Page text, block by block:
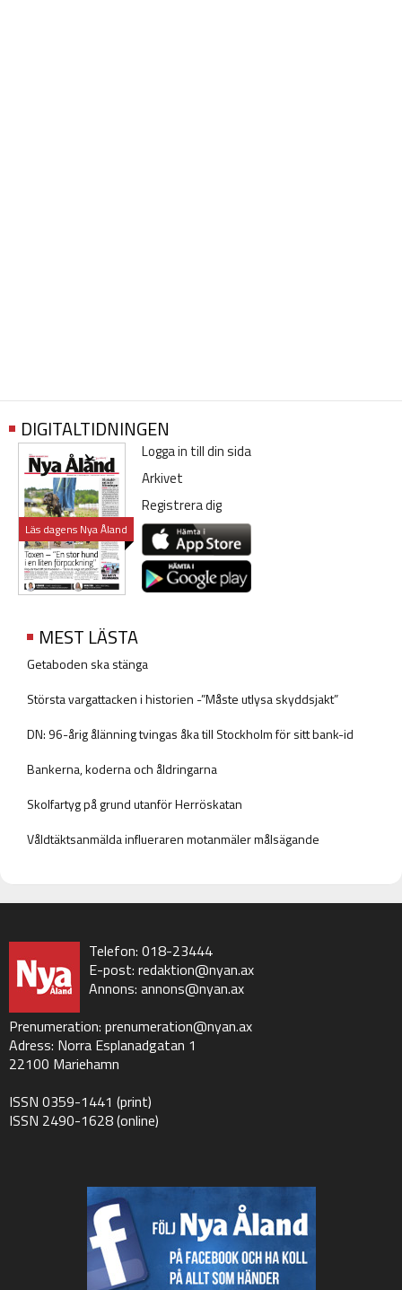
DIGITALTIDNINGEN
Läs dagens Nya Åland
Logga in till din sida
Arkivet
Registrera dig
MEST LÄSTA
Getaboden ska stänga
Största vargattacken i historien -”Måste utlysa skyddsjakt”
DN: 96-årig ålänning tvingas åka till Stockholm för sitt bank-id
Bankerna, koderna och åldringarna
Skolfartyg på grund utanför Herröskatan
Våldtäktsanmälda influeraren motanmäler målsägande
Telefon: 018-23444
E-post: redaktion@nyan.ax
Annons: annons@nyan.ax
Prenumeration: prenumeration@nyan.ax
Adress: Norra Esplanadgatan 1
22100 Mariehamn
ISSN 0359-1441 (print)
ISSN 2490-1628 (online)